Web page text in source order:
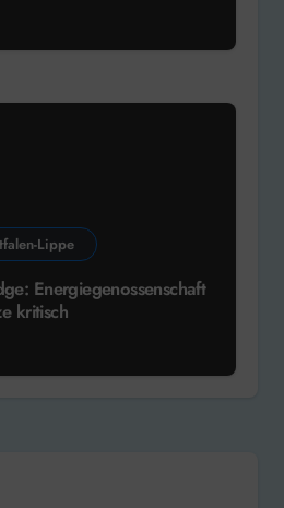
Lippe
Energiegenossenschaft
kritisch